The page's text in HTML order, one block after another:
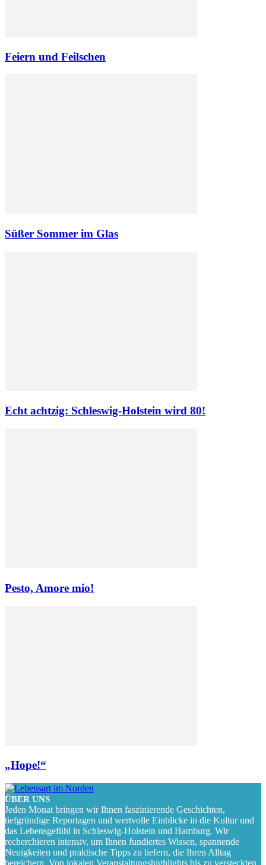
Feiern und Feilschen
Süßer Sommer im Glas
Echt achtzig: Schleswig-Holstein wird 80!
Pesto, Amore mio!
„Hope!“
ÜBER UNS
Jeden Monat bringen wir Ihnen faszinierende Geschichten,
tiefgründige Reportagen und wertvolle Einblicke in die Kultur und
das Lebensgefühl in Schleswig-Holstein und Hamburg. Wir
recherchieren intensiv, um Ihnen fundiertes Wissen, spannende
Neuigkeiten und praktische Tipps zu liefern, die Ihren Alltag
bereichern. Von lokalen Veranstaltungshighlights bis zu versteckten